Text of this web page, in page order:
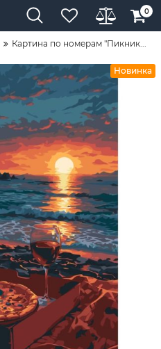
0
Картина по номерам "Пикник...
Новинка